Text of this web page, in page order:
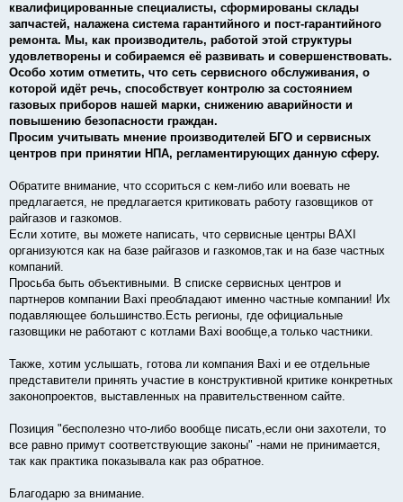
квалифицированные специалисты, сформированы склады
запчастей, налажена система гарантийного и пост-гарантийного
ремонта. Мы, как производитель, работой этой структуры
удовлетворены и собираемся её развивать и совершенствовать.
Особо хотим отметить, что сеть сервисного обслуживания, о
которой идёт речь, способствует контролю за состоянием
газовых приборов нашей марки, снижению аварийности и
повышению безопасности граждан.
Просим учитывать мнение производителей БГО и сервисных
центров при принятии НПА, регламентирующих данную сферу.
Обратите внимание, что ссориться с кем-либо или воевать не
предлагается, не предлагается критиковать работу газовщиков от
райгазов и газкомов.
Если хотите, вы можете написать, что сервисные центры BAXI
организуются как на базе райгазов и газкомов,так и на базе частных
компаний.
Просьба быть объективными. В списке сервисных центров и
партнеров компании Baxi преобладают именно частные компании! Их
подавляющее большинство.Есть регионы, где официальные
газовщики не работают с котлами Baxi вообще,а только частники.
Также, хотим услышать, готова ли компания Baxi и ее отдельные
представители принять участие в конструктивной критике конкретных
законопроектов, выставленных на правительственном сайте.
Позиция "бесполезно что-либо вообще писать,если они захотели, то
все равно примут соответствующие законы" -нами не принимается,
так как практика показывала как раз обратное.
Благодарю за внимание.